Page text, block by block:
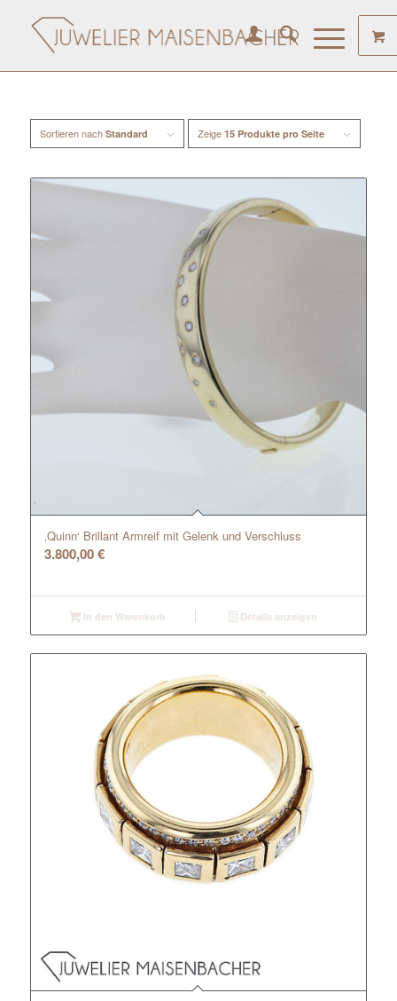
Sortieren nach Standard Zeige 15 Produkte pro Seite
‚Quinn‘ Brillant Armreif mit Gelenk und Verschluss
3.800,00€
In den Warenkorb Details anzeigen